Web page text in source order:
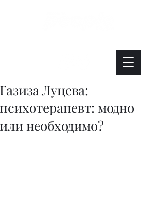
Газиза Луцева:
психотерапевт: модно
или необходимо?